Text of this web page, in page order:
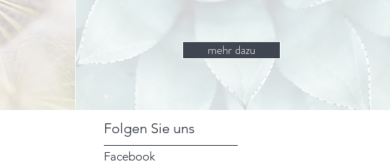
mehr dazu
Folgen Sie uns
Facebook